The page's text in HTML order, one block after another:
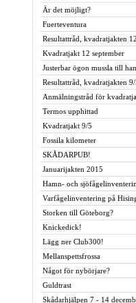
Är det möjligt?
Fuerteventura
Resultattråd, kvadratjakten
Kvadratjakt 12 september
Justerbar ögon mussla till
Resultattråd, kvadratjakten
Anmälningstråd för
Termos upphittad
Kvadratjakt 9/5
Fossila kilometer
SKÅDARPUB!
Januarijakten 2015
Hamn- och
Varfågelinventering på
Storken till Göteborg?
Knickedick!
Lägg ner Club300!
Mellanspettsfrossa
Något för nybörjare?
Guldtrast
Skådarhjälpen 7 - 14